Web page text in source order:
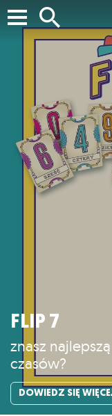
FLIP 7
znasz
czasów?
DOWIEDZ SIĘ